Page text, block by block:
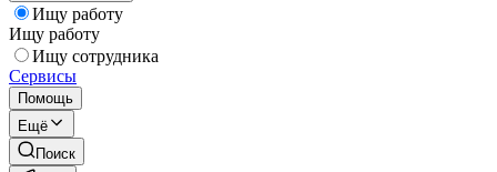
Ищу работу
Ищу работу
Ищу сотрудника
Сервисы
Помощь
Ещё
Поиск